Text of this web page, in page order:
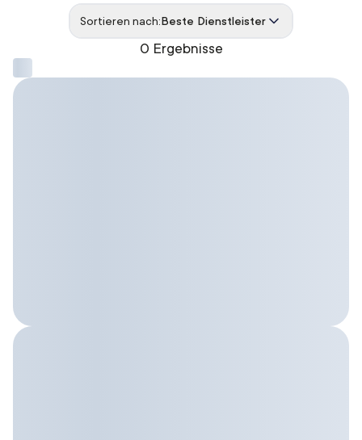
0 Ergebnisse
Sortieren nach:Beste Dienstleister